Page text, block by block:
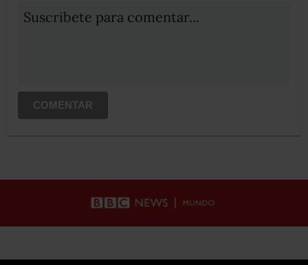
Suscribete para comentar...
COMENTAR